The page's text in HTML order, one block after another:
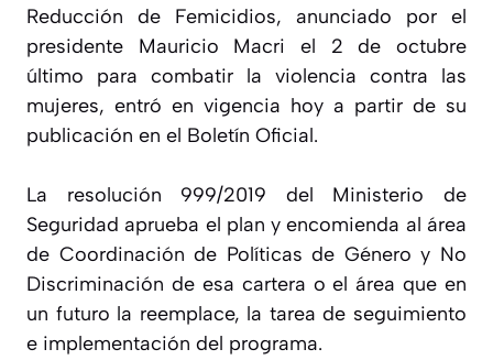
Reducción de Femicidios, anunciado por el
presidente Mauricio Macri el 2 de octubre
último para combatir la violencia contra las
mujeres, entró en vigencia hoy a partir de su
publicación en el Boletín Oficial.
La resolución 999/2019 del Ministerio de
Seguridad aprueba el plan y encomienda al área
de Coordinación de Políticas de Género y No
Discriminación de esa cartera o el área que en
un futuro la reemplace, la tarea de seguimiento
e implementación del programa.